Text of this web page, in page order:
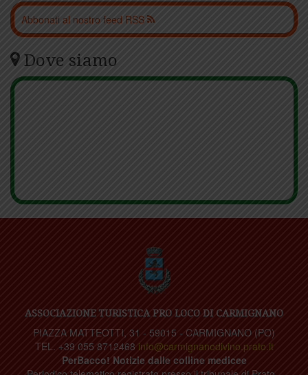
Abbonati al nostro feed RSS
Dove siamo
ASSOCIAZIONE TURISTICA PRO LOCO DI CARMIGNANO
PIAZZA MATTEOTTI, 31 - 59015 - CARMIGNANO (PO)
TEL. +39 055 8712468 info@carmignanodivino.prato.it
PerBacco! Notizie dalle colline medicee